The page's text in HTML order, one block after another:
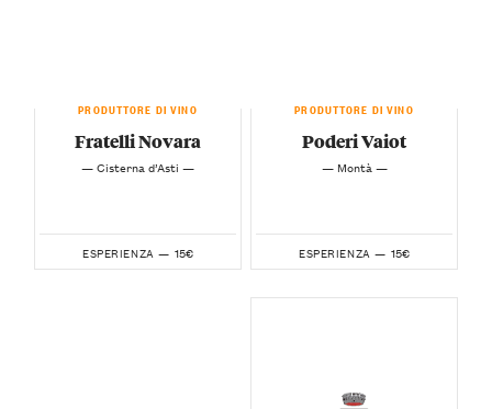
PRODUTTORE DI VINO
Fratelli Novara
— Cisterna d’Asti —
ESPERIENZA — 15€
PRODUTTORE DI VINO
Poderi Vaiot
— Montà —
ESPERIENZA — 15€